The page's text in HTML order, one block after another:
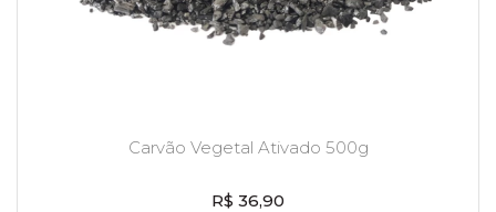
Carvão Vegetal Ativado 500g
R$ 36,90